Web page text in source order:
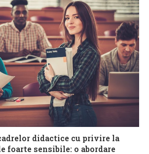
didactice cu privire la
foarte sensibile: o abordare